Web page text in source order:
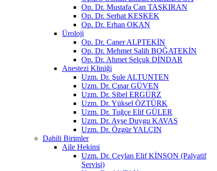
Op. Dr. Mustafa Can TAŞKIRAN
Op. Dr. Serhat KEŞKEK
Op. Dr. Erhan OKAN
Üroloji
Op. Dr. Caner ALPTEKİN
Op. Dr. Mehmet Salih BOĞATEKİN
Op. Dr. Ahmet Selçuk DİNDAR
Anestezi Kliniği
Uzm. Dr. Şule ALTUNTEN
Uzm. Dr. Çınar GÜVEN
Uzm. Dr. Sibel ERGÜRZ
Uzm. Dr. Yüksel ÖZTÜRK
Uzm. Dr. Tuğçe Elif GÜLER
Uzm. Dr. Ayşe Duygu KAVAS
Uzm. Dr. Özgür YALÇIN
Dahili Birimler
Aile Hekimi
Uzm. Dr. Ceylan Elif KİNSON (Palyatif
Servisi)